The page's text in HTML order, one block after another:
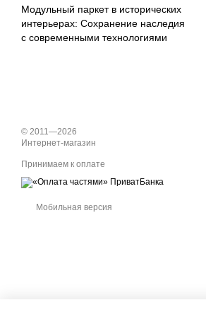
Модульный паркет в исторических
интерьерах: Сохранение наследия
с современными технологиями
© 2011—2026
Интернет-магазин
Принимаем к оплате
Мобильная версия